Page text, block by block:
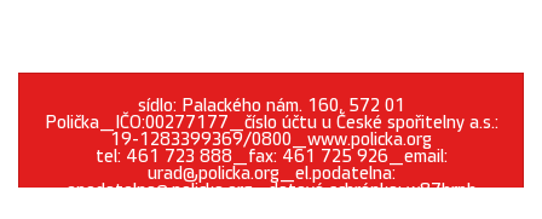
sídlo: Palackého nám. 160, 572 01
Polička_IČO:00277177_číslo účtu u České spořitelny a.s.:
19-1283399369/0800_www.policka.org
tel: 461 723 888_fax: 461 725 926_email:
urad@policka.org_el.podatelna:
epodatelna@policka.org_datová schránka: w87brph